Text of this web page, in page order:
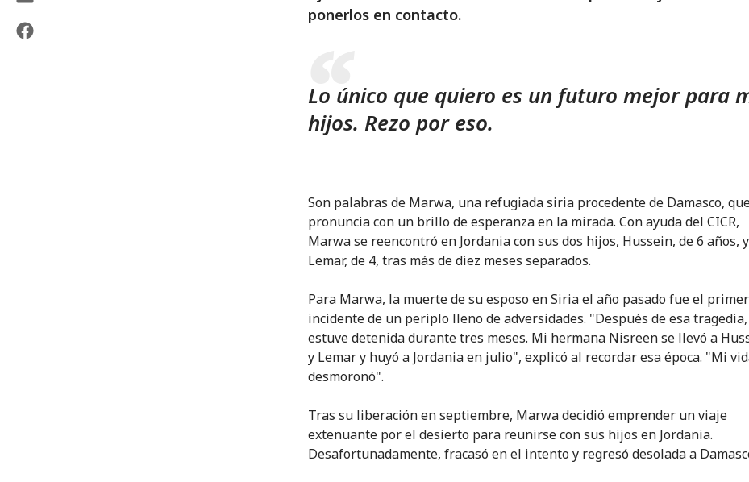
ponerlos en contacto.
Lo único que quiero es un futuro mejor para
hijos. Rezo por eso.
Son palabras de Marwa, una refugiada siria procedente de Damasco,
pronuncia con un brillo de esperanza en la mirada. Con ayuda del CICR,
Marwa se reencontró en Jordania con sus dos hijos, Hussein, de 6 años, y
Lemar, de 4, tras más de diez meses separados.
Para Marwa, la muerte de su esposo en Siria el año pasado fue el primer
incidente de un periplo lleno de adversidades. "Después de esa tragedia,
estuve detenida durante tres meses. Mi hermana Nisreen se llevó a
y Lemar y huyó a Jordania en julio", explicó al recordar esa época. "Mi
desmoronó".
Tras su liberación en septiembre, Marwa decidió emprender un viaje
extenuante por el desierto para reunirse con sus hijos en Jordania.
Desafortunadamente, fracasó en el intento y regresó desolada a